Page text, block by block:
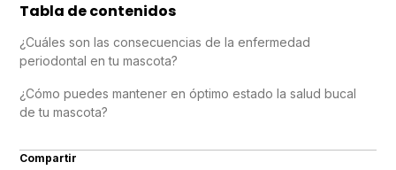
Tabla de contenidos
¿Cuáles son las consecuencias de la enfermedad
periodontal en tu mascota?
¿Cómo puedes mantener en óptimo estado la salud bucal
de tu mascota?
Compartir